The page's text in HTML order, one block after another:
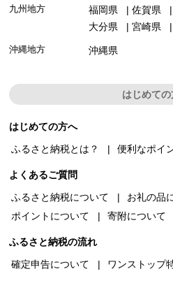
九州地方 福岡県 佐賀県
大分県
宮崎県
沖縄地方 沖縄県
はじめて
はじめての方へ
ふるさと納税とは？
便利なポイ
よくあるご質問
ふるさと納税について
お礼の品
ポイントについて
寄附について
ふるさと納税の流れ
確定申告について
ワンストップ